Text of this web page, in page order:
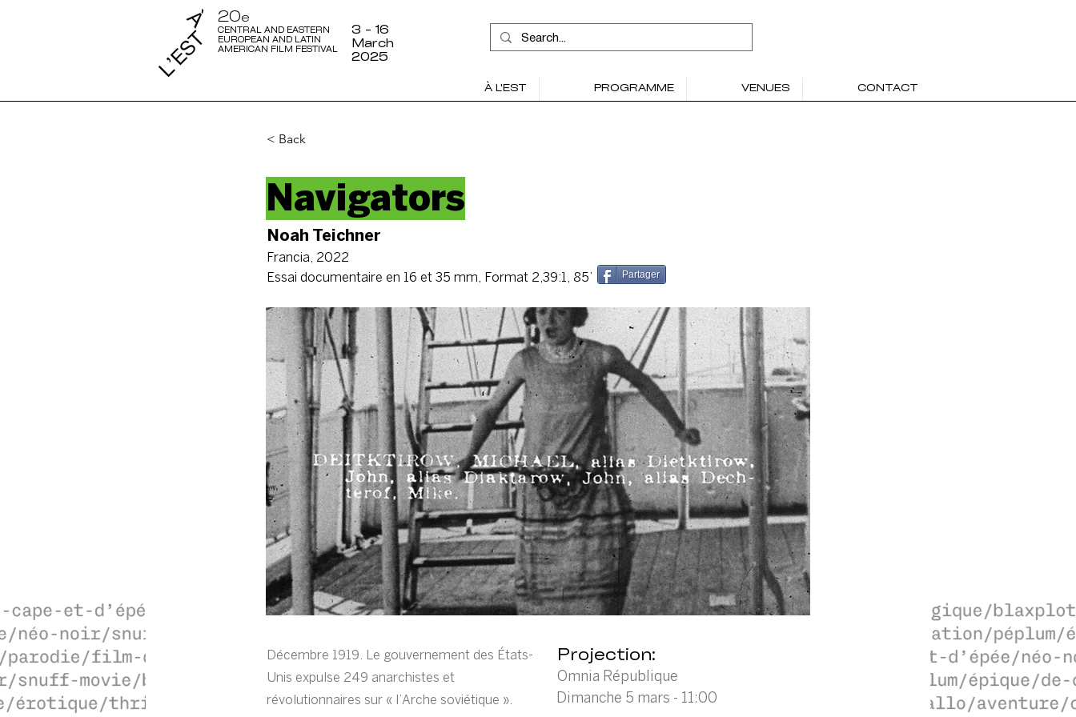
20e
CENTRAL AND EASTERN
EUROPEAN AND LATIN
AMERICAN FILM FESTIVAL
3 - 16
March
2025
À L'EST PROGRAMME VENUES CONTACT
< Back
Navigators
Noah Teichner
Francia, 2022
Essai documentaire en 16 et 35 mm, Format 2,39:1, 85’
Partager
Décembre 1919. Le gouvernement des États-
Unis expulse 249 anarchistes et
révolutionnaires sur « l’Arche soviétique ».
Projection:
Omnia République
Dimanche 5 mars - 11:00